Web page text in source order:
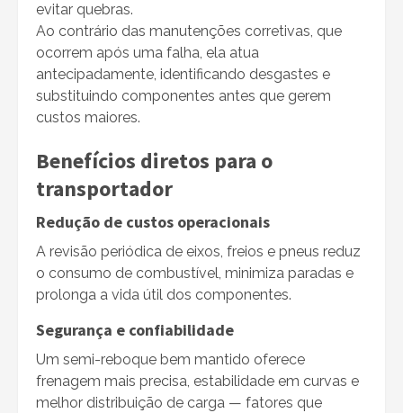
evitar quebras.
Ao contrário das manutenções corretivas, que
ocorrem após uma falha, ela atua
antecipadamente, identificando desgastes e
substituindo componentes antes que gerem
custos maiores.
Benefícios diretos para o
transportador
Redução de custos operacionais
A revisão periódica de eixos, freios e pneus reduz
o consumo de combustível, minimiza paradas e
prolonga a vida útil dos componentes.
Segurança e confiabilidade
Um semi-reboque bem mantido oferece
frenagem mais precisa, estabilidade em curvas e
melhor distribuição de carga — fatores que